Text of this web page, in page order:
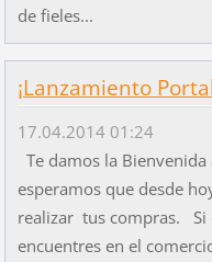
de fieles...
¡Lanzamiento
17.04.2014 01:24
Te damos la
esperamos que desde
realizar tus compras. Si
encuentres en el